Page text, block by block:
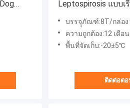
Leptospirosis แบบเ
Taqman Probe
Kit
บรรจุุภัณฑ์:8T/กล่อง
ความถูกต้อง:12 เดือน
พื้นที่จัดเก็บ:-20±5℃
ติดต่อต